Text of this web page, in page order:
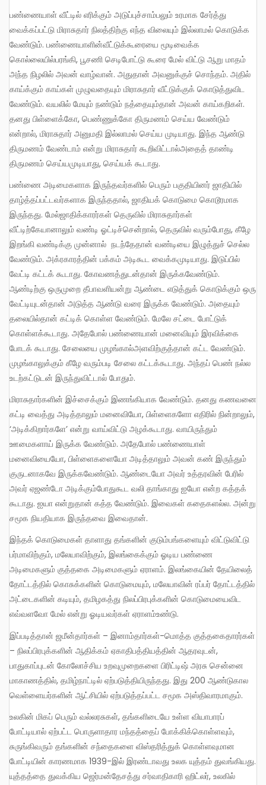
பண்ணையாள் வீட்டில் எரிக்கும் அடுப்புச்சாம்பலும் உரமாக சேர்த்து
வைக்கப்பட்டு மிராசுதார் நிலத்திற்கு எந்த விலையும் இல்லாமல் கொடுக்க
வேண்டும். பண்ணையாளின்வீட்டுக்கூரையை மூடிவைக்க
கொல்லையில்பரங்கி, பூசணி செடிபோட்டு கூரை மேல் விட்டு ஆறு மாதம்
அந்த நிழலில் அவன் வாழ்வான். அதுதான் அவனுக்குச் சொந்தம். அதில்
காய்க்கும் காய்கள் முழுவதையும் மிராசுதார் வீட்டுக்குக் கொடுத்துவிட
வேண்டும். வயலில் மேயும் நண்டும் நத்தையும்தான் அவன் காய்கறிகள்.
தனது பிள்ளைக்கோ, பெண்ணுக்கோ திருமணம் செய்ய வேண்டும்
என்றால், மிராசுதார் அனுமதி இல்லாமல் செய்ய முடியாது. இந்த ஆண்டு
திருமணம் வேண்டாம் என்று மிராசுதார் கூறிவிட்டால்அதைத் தாண்டி
திருமணம் செய்யமுடியாது, செய்யக் கூடாது.
பண்ணை அடிமைகளாக இருந்தவர்களில் பெரும் பகுதியினர் ஜாதியில்
தாழ்த்தப்பட்டவர்களாக இருந்ததால், ஜாதியக் கொடுமை கொடூரமாக
இருந்தது. மேல்ஜாதிக்காரர்கள் தெருவில் மிராசுதார்கள்
வீட்டிற்கேயானாலும் வண்டி ஓட்டிச்சென்றால், தெருவில் வரும்போது, கீழே
இறங்கி வண்டிக்கு முன்னால் நடந்தேதான் வண்டியை இழுத்துச் செல்ல
வேண்டும். அக்ரகாரத்தின் பக்கம் அடிகூட வைக்கமுடியாது. இடுப்பில்
வேட்டி கட்டக் கூடாது. கோவணத்துடன்தான் இருக்கவேண்டும்.
ஆண்டிற்கு ஒருமுறை தீபாவளியன்று ஆண்டை எடுத்துக் கொடுக்கும் ஒரு
வேட்டியுடன்தான் அடுத்த ஆண்டு வரை இருக்க வேண்டும். அதையும்
தலையில்தான் கட்டிக் கொள்ள வேண்டும். மேலே சட்டை போட்டுக்
கொள்ளக்கூடாது. அதேபோல் பண்ணையான் மனைவியும் இரவிக்கை
போடக் கூடாது. சேலையை முழங்கால்அளவிற்குத்தான் கட்ட வேண்டும்.
முழங்காலுக்கும் கீழே வரும்படி சேலை கட்டக்கூடாது. அந்தப் பெண் நல்ல
உடற்கட்டுடன் இருந்துவிட்டால் போதும்.
மிராசுதார்களின் இச்சைக்கும் இணங்கியாக வேண்டும். தனது கணவனை
கட்டி வைத்து அடித்தாலும் மனைவியோ, பிள்ளைகளோ எதிரில் நின்றாலும்,
‘அடிக்கிறார்களே’ என்று வாய்விட்டு அழக்கூடாது. வாயிருந்தும்
ஊமைகளாய் இருக்க வேண்டும். அதேபோல் பண்ணையாள்
மனைவியையோ, பிள்ளைகளையோ அடித்தாலும் அவன் கண் இருந்தும்
குருடனாகவே இருக்கவேண்டும். ஆண்டையோ அவர் உத்தரவின் பேரில்
அவர் ஏஜண்டோ அடிக்கும்போதுகூட வலி தாங்காது ஐயோ என்ற கத்தக்
கூடாது. ஐயா என்றுதான் கத்த வேண்டும். இவைகள் கதைகளல்ல. அன்று
சமூக நியதியாக இருந்தவை இவைதான்.
இந்தக் கொடுமைகள் தாளாது தங்களின் குடும்பங்களையும் விட்டுவிட்டு
பர்மாவிற்கும், மலேயாவிற்கும், இலங்கைக்கும் ஓடிய பண்ணை
அடிமைகளும் குத்தகை அடிமைகளும் ஏராளம். இலங்கையின் தேயிலைத்
தோட்டத்தில் கொசுக்களின் கொடுமையும், மலேயாவின் ரப்பர் தோட்டத்தில்
அட்டைகளின் கடியும், தமிழகத்து நிலப்பிரபுக்களின் கொடுமையைவிட
எவ்வளவோ மேல் என்று ஓடியவர்கள் ஏராளம்உண்டு.
இப்படித்தான் ஜமீன்தார்கள் – இனாம்தார்கள்-மொத்த குத்தகைதாரர்கள்
– நிலப்பிரபுக்களின் ஆதிக்கம் ஏகாதிபத்தியத்தின் ஆதரவுடன்,
பாதுகாப்புடன் கோலோச்சிய உறவுமுறைகளை பிரிட்டிஷ் அரசு சென்னை
மாகாணத்தில், தமிழ்நாட்டில் ஏற்படுத்தியிருந்தது. இது 200 ஆண்டுகால
வெள்ளையர்களின் ஆட்சியில் ஏற்படுத்தப்பட்ட சமூக அஸ்திவாரமாகும்.
உலகின் மிகப் பெரும் வல்லரசுகள், தங்களிடையே உள்ள வியாபாரப்
போட்டியால் ஏற்பட்ட பொருளாதார மந்தத்தைப் போக்கிக்கொள்ளவும்,
சுருங்கிவரும் தங்களின் சந்தைகளை விஸ்தரித்துக் கொள்ளவுமான
போட்டியின் காரணமாக 1939-இல் இரண்டாவது உலக யுத்தம் துவங்கியது.
யுத்தத்தை துவக்கிய ஜெர்மன்தேசத்து சர்வாதிகாரி ஹிட்லர், உலகில்